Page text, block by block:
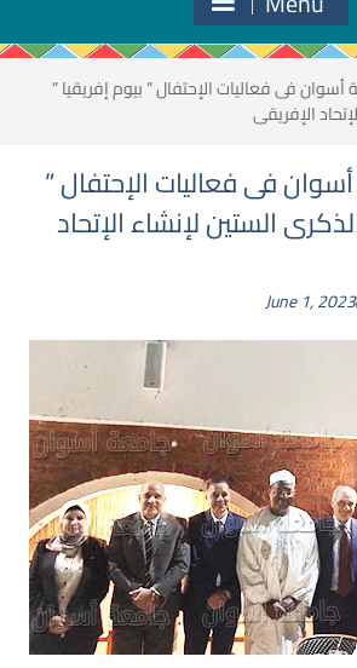
فى فعاليات الإحتفال ” بيوم إفريقيا ”
الإفريقى
فى فعاليات الإحتفال ”
الستين لإنشاء الإتحاد
June 1, 2023